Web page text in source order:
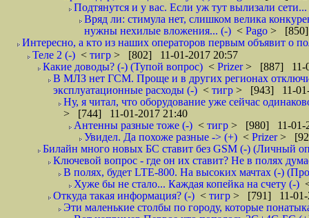
Подтянутся и у вас. Если уж тут вылизали
Вряд ли: стимула нет, слишком велика
нужны нехилые вложения... (-) < Pago > [850]
Интересно, а кто из наших операторов первым объявит о
Теле 2 (-) < тигр > [802] 11-01-2017 20:57
Какие доводы? (-) (Тупой вопрос) < Prizer> [887] 11-
В МЛЗ нет ГСМ. Проще и в других регионах
эксплуатационные расходы (-) < тигр > [943] 11-01-
Ну, я читал, что оборудование уже сейчас
> [744] 11-01-2017 21:40
Антенны разные тоже (-) < тигр > [980] 11-01-
Увидел. Да похоже разные -> (+) < Prizer>
Билайн много новых БС ставит без GSM (-) (Личный
Ключевой вопрос - где он их ставит? Не в полях
В полях, будет LTE-800. На высоких мачтах (-)
Хуже бы не стало... Каждая копейка на счету (-)
Откуда такая информация? (-) < тигр > [791] 11-01-
Эти маленькие столбы по городу, которые